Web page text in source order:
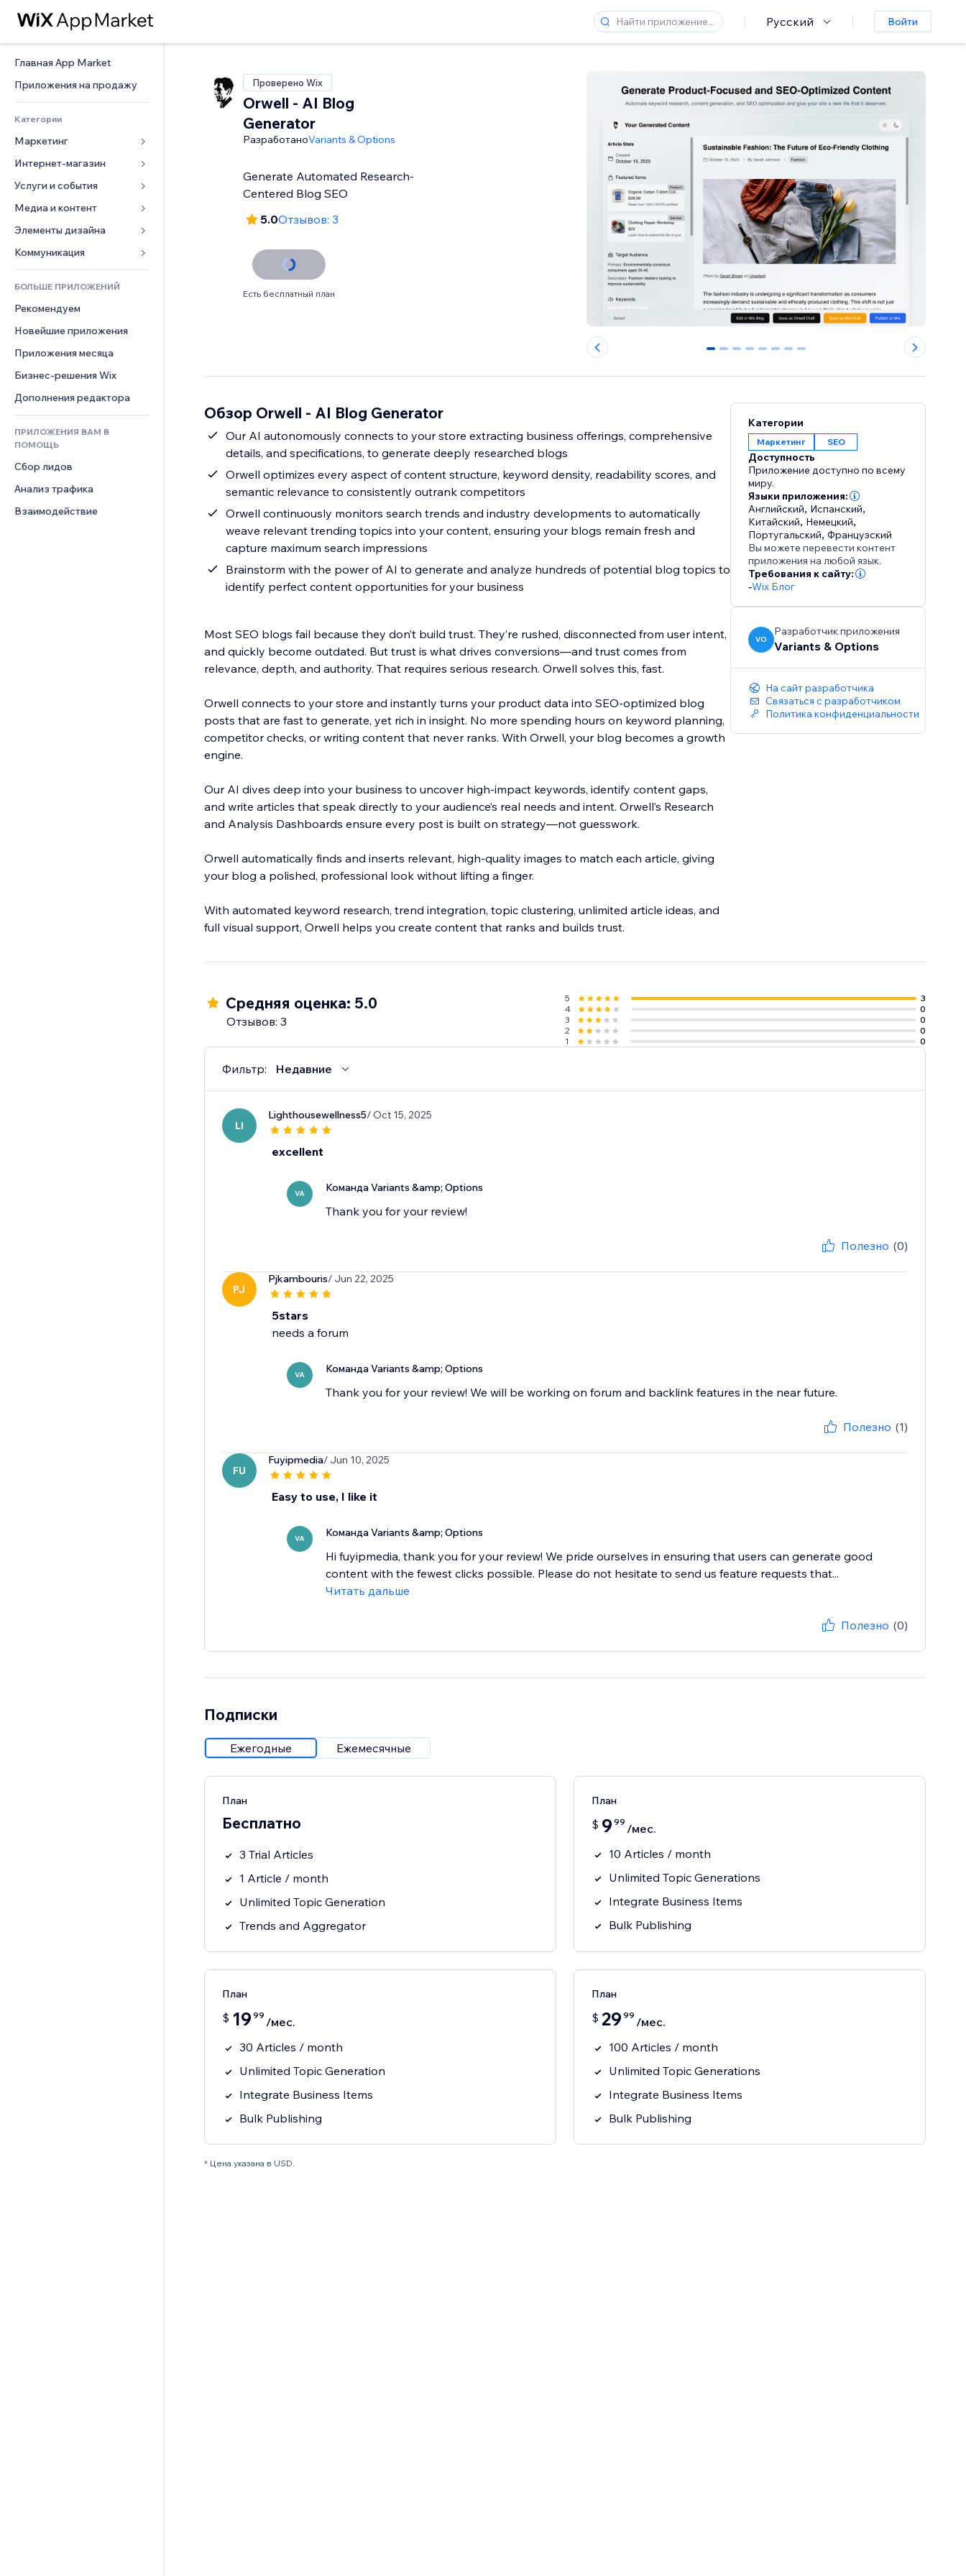
Русский Войти
Главная App Market
Приложения на продажу
Категории
Маркетинг
Реклама
Моб. версия
Веб-аналитика
Списки сайтов
Эл. почта
Интернет-магазин
Приложения для магазинов
Доставка
Кнопки продаж
Бухгалтерский учет
Купоны и лояльность
Складские услуги
Еда и напитки
Услуги и события
Отели
События
Рестораны
Недвижимость
Онлайн-запись
Медиа и контент
Галерея
Музыка
Подкасты
Фотография
Видео
PDF
Обмен файлами
Новости
Элементы дизайна
Карты и навигация
Конфиденциальность и
безопасность
Часы
Баннеры и значки
Калькуляторы
Погода
Графики и таблицы
Формы
Опросы
Чат
Комментарии
Телефон
Сообщество
Отзывы и комментарии
Управление отношениями с
клиентом (CRM)
БОЛЬШЕ ПРИЛОЖЕНИЙ
Рекомендуем
Новейшие приложения
Приложения месяца
Бизнес-решения Wix
Дополнения редактора
ПРИЛОЖЕНИЯ ВАМ В
ПОМОЩЬ
Сбор лидов
Анализ трафика
Взаимодействие
Проверено Wix
Orwell - AI Blog
Generator
РазработаноVariants & Options
Generate Automated Research-
Centered Blog SEO
5.0Отзывов: 3
Есть бесплатный план
0 1 2 3 4 5 6 7
Обзор Orwell - AI Blog Generator
Our AI autonomously connects to your store extracting business offerings, comprehensive
details, and specifications, to generate deeply researched blogs
Orwell optimizes every aspect of content structure, keyword density, readability scores, and
semantic relevance to consistently outrank competitors
Orwell continuously monitors search trends and industry developments to automatically
weave relevant trending topics into your content, ensuring your blogs remain fresh and
capture maximum search impressions
Brainstorm with the power of AI to generate and analyze hundreds of potential blog topics to
identify perfect content opportunities for your business
Most SEO blogs fail because they don’t build trust. They’re rushed, disconnected from user intent,
and quickly become outdated. But trust is what drives conversions—and trust comes from
relevance, depth, and authority. That requires serious research. Orwell solves this, fast.
Orwell connects to your store and instantly turns your product data into SEO-optimized blog
posts that are fast to generate, yet rich in insight. No more spending hours on keyword planning,
competitor checks, or writing content that never ranks. With Orwell, your blog becomes a growth
engine.
Our AI dives deep into your business to uncover high-impact keywords, identify content gaps,
and write articles that speak directly to your audience’s real needs and intent. Orwell’s Research
and Analysis Dashboards ensure every post is built on strategy—not guesswork.
Orwell automatically finds and inserts relevant, high-quality images to match each article, giving
your blog a polished, professional look without lifting a finger.
With automated keyword research, trend integration, topic clustering, unlimited article ideas, and
full visual support, Orwell helps you create content that ranks and builds trust.
Категории
Маркетинг SEO
Доступность
Приложение доступно по всему
миру.
Языки приложения:
Английский, Испанский,
Китайский, Немецкий,
Португальский,Французский
Вы можете перевести контент
приложения на любой язык.
Требования к сайту:
-Wix Блог
VO
Разработчик приложения
Variants & Options
На сайт разработчика
Связаться с разработчиком
Политика конфиденциальности
Средняя оценка: 5.0
Отзывов: 3
5
3
4
0
3
0
2
0
1
0
Фильтр: Недавние
LI
Lighthousewellness5/ Oct 15, 2025
excellent
VA Команда Variants &amp; Options
Thank you for your review!
Полезно (0)
PJ
Pjkambouris/ Jun 22, 2025
5stars
VA Команда Variants &amp; Options
Thank you for your review! We will be working on forum and backlink features in the near future.
Полезно (1)
FU
Fuyipmedia/ Jun 10, 2025
Easy to use, I like it
VA Команда Variants &amp; Options
Hi fuyipmedia, thank you for your review! We pride ourselves in ensuring that users can generate good
content with the fewest clicks possible. Please do not hesitate to send us feature requests that...
Читать дальше
Полезно (0)
Подписки
Ежегодные Ежемесячные
План
Бесплатно
3 Trial Articles
1 Article / month
Unlimited Topic Generation
Trends and Aggregator
План
$ 9 99 /мес.
10 Articles / month
Unlimited Topic Generations
Integrate Business Items
Bulk Publishing
План
$ 19 99 /мес.
30 Articles / month
Unlimited Topic Generation
Integrate Business Items
Bulk Publishing
План
$ 29 99 /мес.
100 Articles / month
Unlimited Topic Generations
Integrate Business Items
Bulk Publishing
* Цена указана в USD.